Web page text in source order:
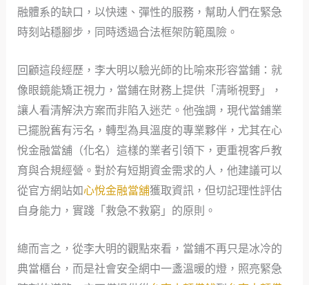
融體系的缺口，以快速、彈性的服務，幫助人們在緊急
時刻站穩腳步，同時透過合法框架防範風險。
回顧這段經歷，李大明以驗光師的比喻來形容當鋪：就
像眼鏡能矯正視力，當鋪在財務上提供「清晰視野」，
讓人看清解決方案而非陷入迷茫。他強調，現代當鋪業
已擺脫舊有污名，轉型為具溫度的專業夥伴，尤其在心
悅金融當舖（化名）這樣的業者引領下，更重視客戶教
育與合規經營。對於有短期資金需求的人，他建議可以
從官方網站如心悅金融當舖獲取資訊，但切記理性評估
自身能力，實踐「救急不救窮」的原則。
總而言之，從李大明的觀點來看，當鋪不再只是冰冷的
典當櫃台，而是社會安全網中一盞溫暖的燈，照亮緊急